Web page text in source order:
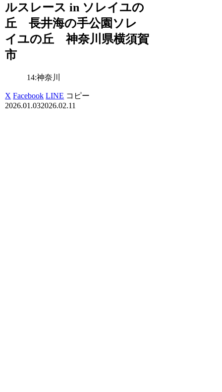
ルスレース in ソレイユの
丘 長井海の手公園ソレ
イユの丘 神奈川県横須賀
市
14:神奈川
X Facebook LINE コピー
2026.01.032026.02.11